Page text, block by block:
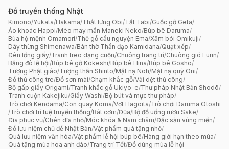
Đồ truyền thống Nhật
Kimono/Yukata/Hakama/Thắt lưng Obi/Tất Tabi/Guốc gỗ Geta/
Áo khoác Happi/Mèo may mắn Maneki Neko/Búp bê Daruma/
Bùa hộ mệnh Omamori/Thẻ gỗ cầu nguyện Ema/Xăm bói Omikuji/
Dây thừng Shimenawa/Bàn thờ Thần đạo Kamidana/Quạt xếp/
Đèn lồng giấy/Tranh treo dạng cuộn/Chuông trang trí/Chuông gió Furin/
Băng đô lễ hội/Búp bê gỗ Kokeshi/Búp bê Hina/Búp bê Gosho/
Tượng Phật giáo/Tượng thần Shinto/Mặt nạ Noh/Mặt nạ quỷ Oni/
Đồ thủ công tre/Đồ sơn mài/Chạm khắc gỗ/Vải dệt thủ công/
Bộ gấp giấy Origami/Tranh khắc gỗ Ukiyo-e/Thư pháp Nhật Bản Shodō/
Tranh cuộn Kakejiku/Giấy Washi/Bộ bút và mực thư pháp/
Trò chơi Kendama/Con quay Koma/Vợt Hagoita/Trò chơi Daruma Otoshi
/Trò chơi trí tuệ truyền thống/Bát cơm/Đũa/Bộ đồ uống rượu Sake/
Đĩa phục vụ/Chén dĩa nhỏ/Móc khóa & Nam châm/Đặc sản vùng miền/
Đồ lưu niệm chủ đề Nhật Bản/Vật phẩm quà tặng nhỏ/
Quà lưu niệm văn hóa/Vật phẩm lễ hội búp bê/Hàng giới hạn theo mùa/
Quà tặng mùa hoa anh đào/Trang trí Tết/Đồ dùng mùa lễ hội